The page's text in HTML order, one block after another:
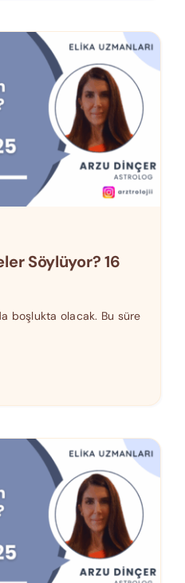
Söylüyor? 16
boşlukta olacak. Bu süre